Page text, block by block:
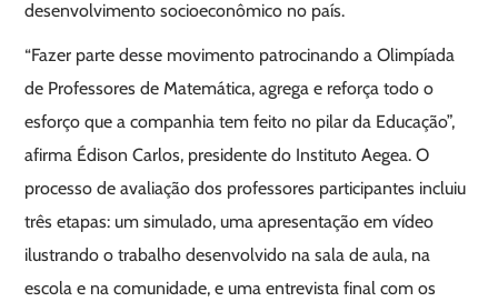
desenvolvimento socioeconômico no país.
“Fazer parte desse movimento patrocinando a Olimpíada
de Professores de Matemática, agrega e reforça todo o
esforço que a companhia tem feito no pilar da Educação”,
afirma Édison Carlos, presidente do Instituto Aegea. O
processo de avaliação dos professores participantes incluiu
três etapas: um simulado, uma apresentação em vídeo
ilustrando o trabalho desenvolvido na sala de aula, na
escola e na comunidade, e uma entrevista final com os